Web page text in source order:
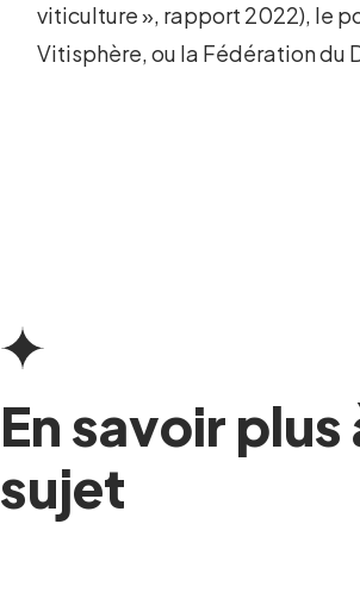
viticulture », rapport 2022), le
Vitisphère, ou la Fédération du
En savoir plus
sujet